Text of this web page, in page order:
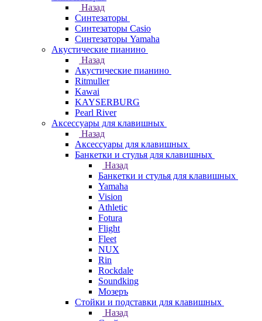
Назад
Синтезаторы
Синтезаторы Casio
Синтезаторы Yamaha
Акустические пианино
Назад
Акустические пианино
Ritmuller
Kawai
KAYSERBURG
Pearl River
Аксессуары для клавишных
Назад
Аксессуары для клавишных
Банкетки и стулья для клавишных
Назад
Банкетки и стулья для клавишных
Yamaha
Vision
Athletic
Fotura
Flight
Fleet
NUX
Rin
Rockdale
Soundking
Мозеръ
Стойки и подставки для клавишных
Назад